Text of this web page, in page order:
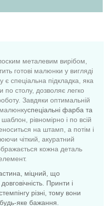
металевим вирібом,
готові малюнки у вигляді
є спеціальна підкладка, яка
по столу, дозволяє легко
Завдяки оптимальній
спеціальні фарба та
рівномірно і по всій
на штамп, а потім і
чіткий, акуратний
кожна деталь
міцний, що
Принти і
різні, тому вони
яке бажання.